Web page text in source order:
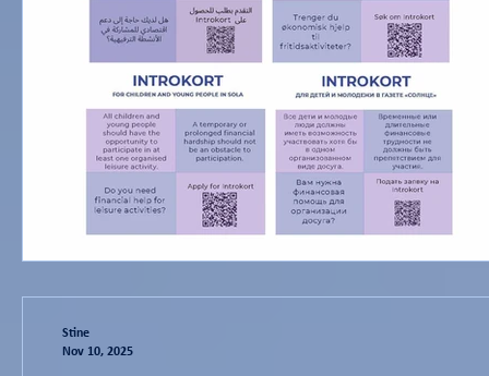
Stine
Nov 10, 2025